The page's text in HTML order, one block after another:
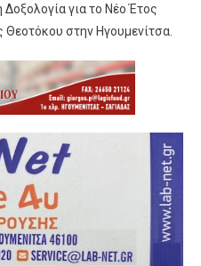
για το Νέο Έτος
Θεοτόκου στην Ηγουμενίτσα.